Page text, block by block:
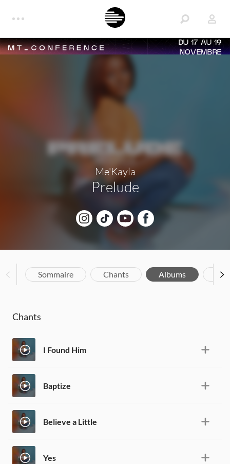
DU 17 AU 19
NOVEMBRE
Me'Kayla
Prelude
Sommaire Chants Albums
Chants
I Found Him
Baptize
Believe a Little
Yes